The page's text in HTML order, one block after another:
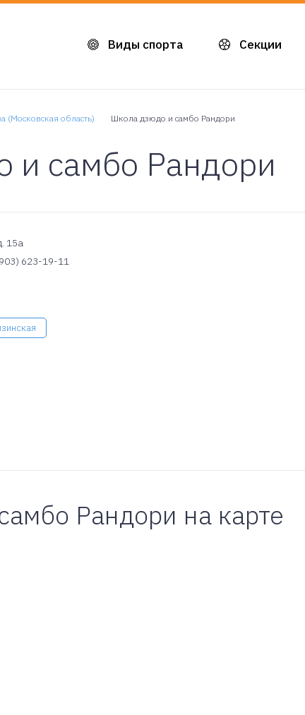
Виды спорта Секции
(Московская область) Школа дзюдо и самбо Рандори
и самбо Рандори
15а
623-19-11
Рандори на карте